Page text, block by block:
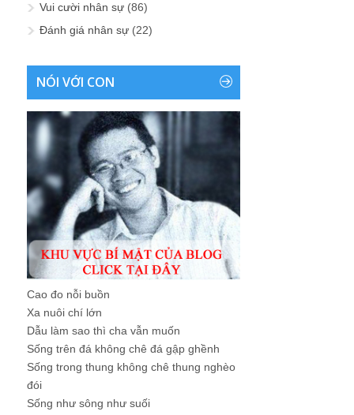
Vui cười nhân sự (86)
Đánh giá nhân sự (22)
NÓI VỚI CON
Cao đo nỗi buồn
Xa nuôi chí lớn
Dẫu làm sao thì cha vẫn muốn
Sống trên đá không chê đá gập ghềnh
Sống trong thung không chê thung nghèo
đói
Sống như sông như suối